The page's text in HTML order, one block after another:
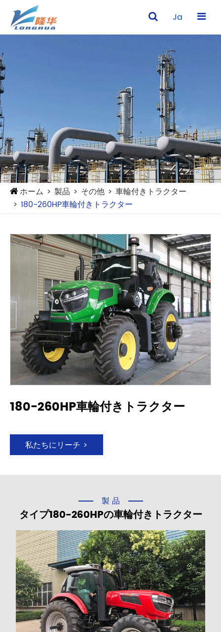
Ja
ホーム 製品 その他
車輪付きトラクター
180-260HP車輪付きトラクター
180-260HP車輪付きトラクター
私たちにリーチ >
製品
タイプ180-260HPの車輪付きトラクター